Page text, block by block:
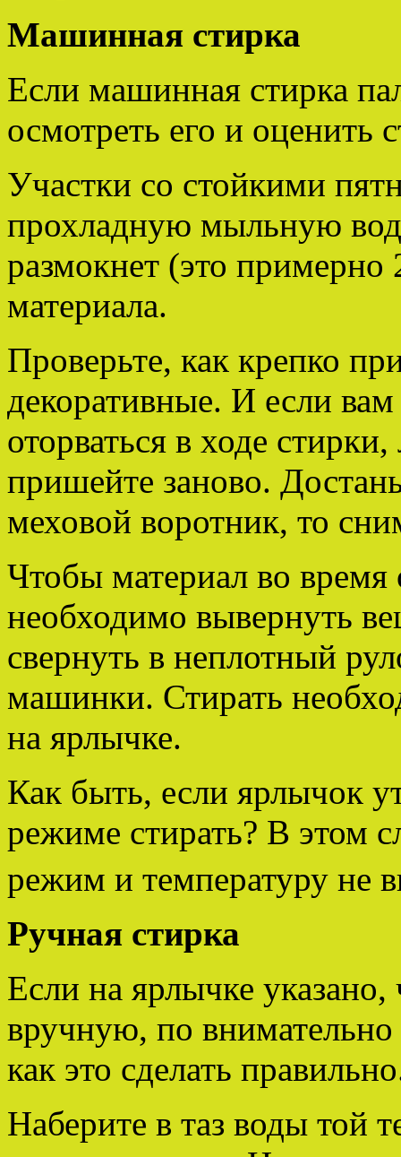
Машинная стирка
Если машинная стирка
осмотреть его и оценить
Участки со стойкими
прохладную мыльную
размокнет (это
материала.
Проверьте, как крепко
декоративные. И если
оторваться в ходе
пришейте заново.
меховой воротник, то
Чтобы материал во время
необходимо вывернуть
свернуть в неплотный
машинки. Стирать
на ярлычке.
Как быть, если ярлычок
режиме стирать? В этом
режим и температуру не
Ручная стирка
Если на ярлычке
вручную, по внимательно
как это сделать
Наберите в таз воды той